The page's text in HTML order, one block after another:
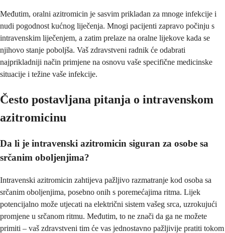
Međutim, oralni azitromicin je sasvim prikladan za mnoge infekcije i
nudi pogodnost kućnog liječenja. Mnogi pacijenti zapravo počinju s
intravenskim liječenjem, a zatim prelaze na oralne lijekove kada se
njihovo stanje poboljša. Vaš zdravstveni radnik će odabrati
najprikladniji način primjene na osnovu vaše specifične medicinske
situacije i težine vaše infekcije.
Često postavljana pitanja o intravenskom
azitromicinu
Da li je intravenski azitromicin siguran za osobe sa
srčanim oboljenjima?
Intravenski azitromicin zahtijeva pažljivo razmatranje kod osoba sa
srčanim oboljenjima, posebno onih s poremećajima ritma. Lijek
potencijalno može utjecati na električni sistem vašeg srca, uzrokujući
promjene u srčanom ritmu. Međutim, to ne znači da ga ne možete
primiti – vaš zdravstveni tim će vas jednostavno pažljivije pratiti tokom